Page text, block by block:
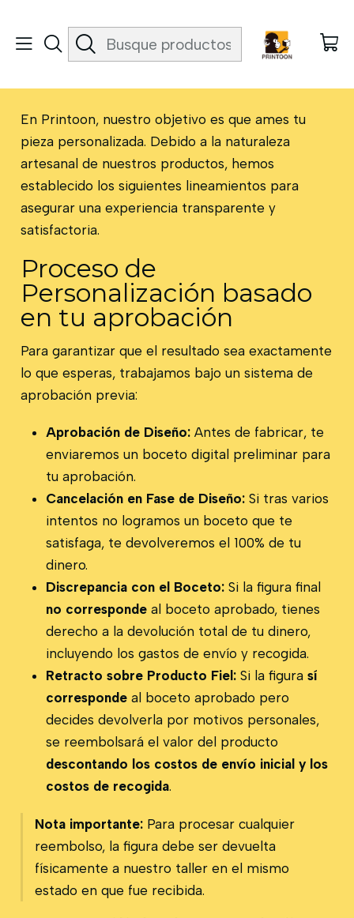
Politica de satisfacción total
En Printoon, nuestro objetivo es que ames tu
pieza personalizada. Debido a la naturaleza
artesanal de nuestros productos, hemos
establecido los siguientes lineamientos para
asegurar una experiencia transparente y
satisfactoria.
Proceso de
Personalización basado
en tu aprobación
Para garantizar que el resultado sea exactamente
lo que esperas, trabajamos bajo un sistema de
aprobación previa:
Aprobación de Diseño:Antes de fabricar, te
enviaremos un boceto digital preliminar para
tu aprobación.
Cancelación en Fase de Diseño:Si tras varios
intentos no logramos un boceto que te
satisfaga, te devolveremos el 100% de tu
dinero.
Discrepancia con el Boceto:Si la figura final
no correspondeal boceto aprobado, tienes
derecho a la devolución total de tu dinero,
incluyendo los gastos de envío y recogida.
Retracto sobre Producto Fiel:Si la figura sí
correspondeal boceto aprobado pero
decides devolverla por motivos personales,
se reembolsará el valor del producto
descontando los costos de envío inicial y los
costos de recogida.
Nota importante: Para procesar cualquier
reembolso, la figura debe ser devuelta
físicamente a nuestro taller en el mismo
estado en que fue recibida.